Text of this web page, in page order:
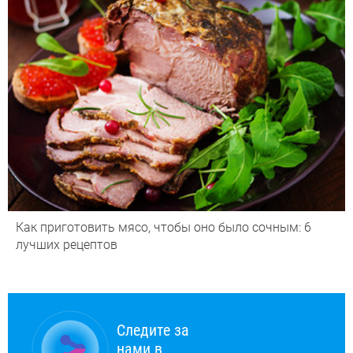
Как приготовить мясо, чтобы оно было сочным: 6
лучших рецептов
Следите за
нами в